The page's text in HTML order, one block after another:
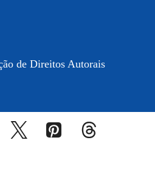
de Direitos Autorais